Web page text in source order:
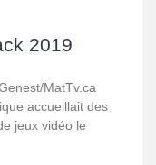
2019
MatTv.ca
accueillait des
jeux vidéo le